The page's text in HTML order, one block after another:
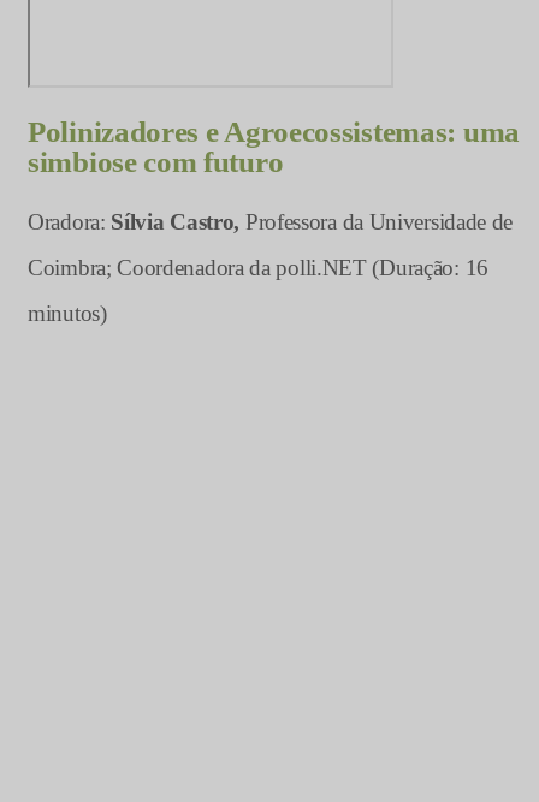
Polinizadores e Agroecossistemas: uma
simbiose com futuro
Oradora: Sílvia Castro, Professora da Universidade de
Coimbra; Coordenadora da polli.NET (Duração: 16
minutos)